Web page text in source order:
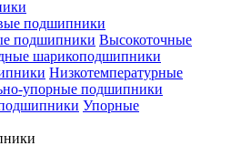
подшипники
подшипники Высокоточные
шарикоподшипники
Низкотемпературные
упорные подшипники
Упорные